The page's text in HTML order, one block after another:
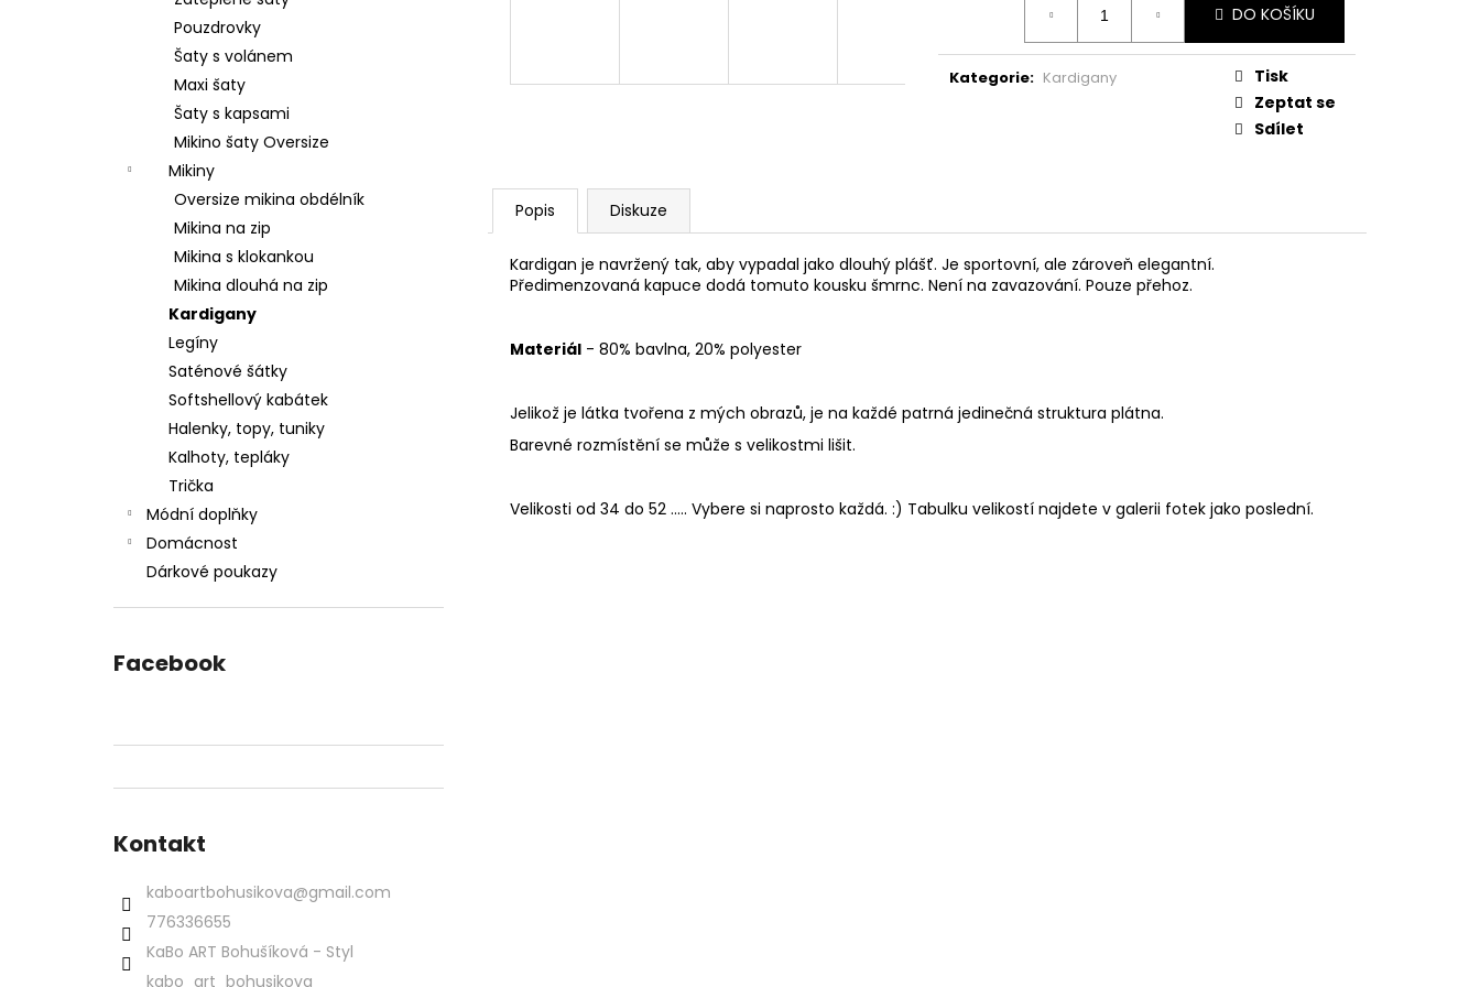
Pouzdrovky
Šaty s volánem
Maxi šaty
Šaty s kapsami
Mikino šaty Oversize
Mikiny
Oversize mikina obdélník
Mikina na zip
Mikina s klokankou
Mikina dlouhá na zip
Kardigany
Legíny
Saténové šátky
Softshellový kabátek
Halenky, topy, tuniky
Kalhoty, tepláky
Trička
Módní doplňky
Domácnost
Dárkové poukazy
Facebook
Kontakt
kaboartbohusikova@gmail.com
776336655
KaBo ART Bohušíková - Styl
kabo_art_bohusikova
DO KOŠÍKU
Kategorie: Kardigany
Tisk
Zeptat se
Sdílet
Popis Diskuze
Kardigan je navržený tak, aby vypadal jako dlouhý plášť. Je sportovní, ale zároveň elegantní.
Předimenzovaná kapuce dodá tomuto kousku šmrnc. Není na zavazování. Pouze přehoz.
Materiál - 80% bavlna, 20% polyester
Jelikož je látka tvořena z mých obrazů, je na každé patrná jedinečná struktura plátna.
Barevné rozmístění se může s velikostmi lišit.
Velikosti od 34 do 52 ..... Vybere si naprosto každá. :) Tabulku velikostí najdete v galerii fotek jako poslední.
2 799 Kč